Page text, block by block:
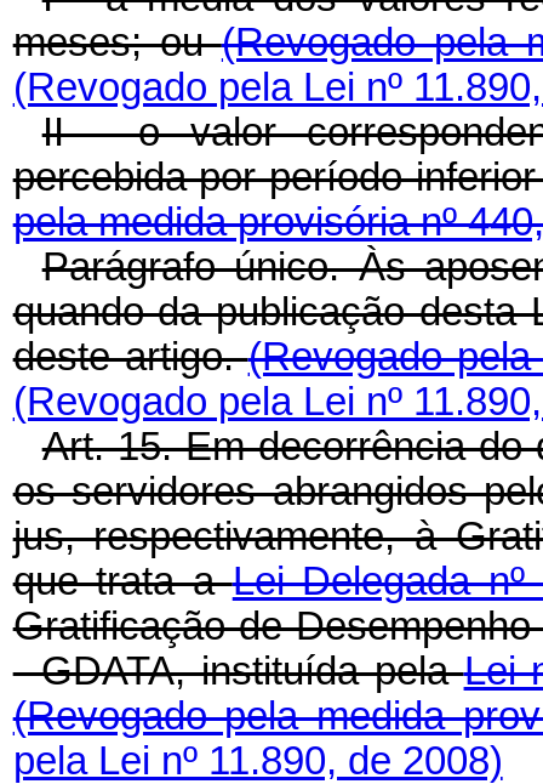
meses; ou(Revogado pela
(Revogado pela Lei nº
II - o valor
percebida por período
pela medida provisória nº
Parágrafo único. Às
quando da publicação desta
deste artigo.(Revogado
(Revogado pela Lei nº
Art. 15. Em decorrência do
os servidores abrangidos
jus, respectivamente, à
que trata aLei Delegada
Gratificação de
- GDATA, instituída pelaLei
(Revogado pela medida
pela Lei nº 11.890, de 2008)